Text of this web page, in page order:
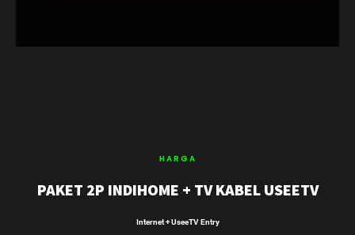
HARGA
PAKET 2P INDIHOME + TV KABEL USEETV
Internet + UseeTV Entry